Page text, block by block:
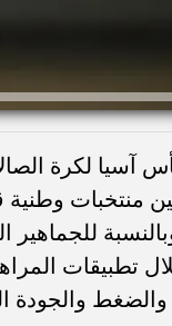
منتخبات وطنية
للجماهير
تطبيقات
والجودة